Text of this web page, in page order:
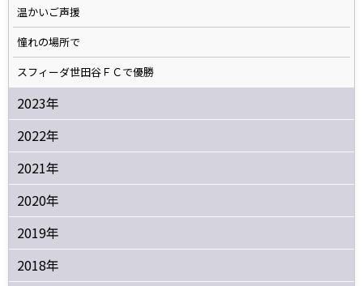
温かいご声援
憧れの場所で
スフィーダ世田谷ＦＣで優勝
2023年
2022年
2021年
2020年
2019年
2018年